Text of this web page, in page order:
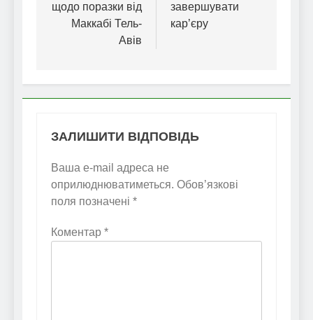
щодо поразки від
Маккабі Тель-
Авів
завершувати
кар’єру
ЗАЛИШИТИ ВІДПОВІДЬ
Ваша e-mail адреса не
оприлюднюватиметься. Обов’язкові
поля позначені *
Коментар *